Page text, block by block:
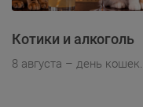
Котики и алкоголь
8 августа – день кошек.